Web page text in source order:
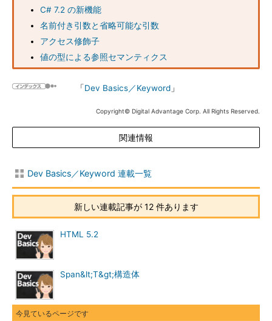
C# 7.2 の新機能
名前付き引数と省略可能な引数
アクセス修飾子
値の型による参照セマンティクス
「Dev Basics／Keyword 」
Copyright© Digital Advantage Corp. All Rights Reserved.
関連情報
Dev Basics／Keyword 連載一覧
新しい連載記事が 12 件あります
HTML 5.2
Span&lt;T&gt;構造体